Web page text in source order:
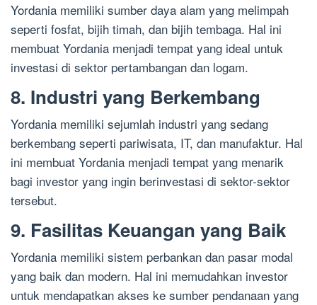
Yordania memiliki sumber daya alam yang melimpah
seperti fosfat, bijih timah, dan bijih tembaga. Hal ini
membuat Yordania menjadi tempat yang ideal untuk
investasi di sektor pertambangan dan logam.
8. Industri yang Berkembang
Yordania memiliki sejumlah industri yang sedang
berkembang seperti pariwisata, IT, dan manufaktur. Hal
ini membuat Yordania menjadi tempat yang menarik
bagi investor yang ingin berinvestasi di sektor-sektor
tersebut.
9. Fasilitas Keuangan yang Baik
Yordania memiliki sistem perbankan dan pasar modal
yang baik dan modern. Hal ini memudahkan investor
untuk mendapatkan akses ke sumber pendanaan yang